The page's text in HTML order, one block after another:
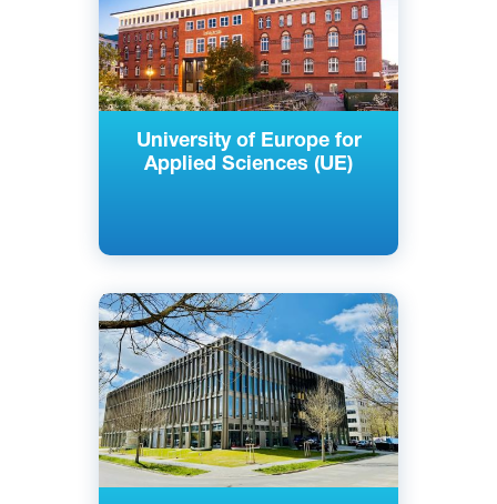
University of Europe for
Applied Sciences (UE)
Частный
Английский
Немецкий
Берлин, Потсдам, Германия
Частный